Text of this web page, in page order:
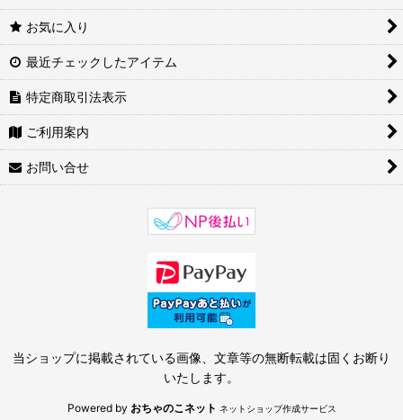
お気に入り
最近チェックしたアイテム
特定商取引法表示
ご利用案内
お問い合せ
当ショップに掲載されている画像、文章等の無断転載は固くお断り
いたします。
Powered by おちゃのこネット ネットショップ作成サービス